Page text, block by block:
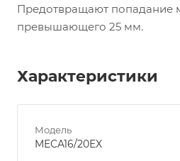
Предотвращают попадание
превышающего 25 мм.
Характеристики
Модель
MECA16/20EX